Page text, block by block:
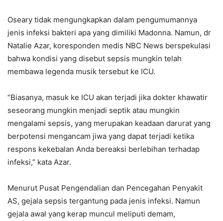
Oseary tidak mengungkapkan dalam pengumumannya
jenis infeksi bakteri apa yang dimiliki Madonna. Namun, dr
Natalie Azar, koresponden medis NBC News berspekulasi
bahwa kondisi yang disebut sepsis mungkin telah
membawa legenda musik tersebut ke ICU.
“Biasanya, masuk ke ICU akan terjadi jika dokter khawatir
seseorang mungkin menjadi septik atau mungkin
mengalami sepsis, yang merupakan keadaan darurat yang
berpotensi mengancam jiwa yang dapat terjadi ketika
respons kekebalan Anda bereaksi berlebihan terhadap
infeksi,” kata Azar.
Menurut Pusat Pengendalian dan Pencegahan Penyakit
AS, gejala sepsis tergantung pada jenis infeksi. Namun
gejala awal yang kerap muncul meliputi demam,